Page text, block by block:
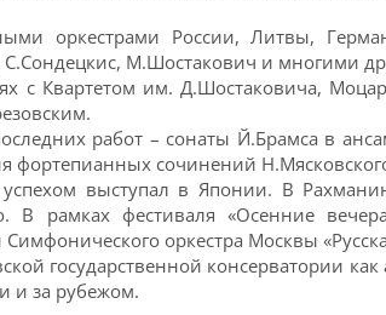
оркестрами России, Литвы,
М.Шостакович и многими
Квартетом им. Д.Шостаковича,
работ – сонаты Й.Брамса в
фортепианных сочинений
выступал в Японии. В
В рамках фестиваля «Осенние
оркестра Москвы
государственной консерватории как
и за рубежом.